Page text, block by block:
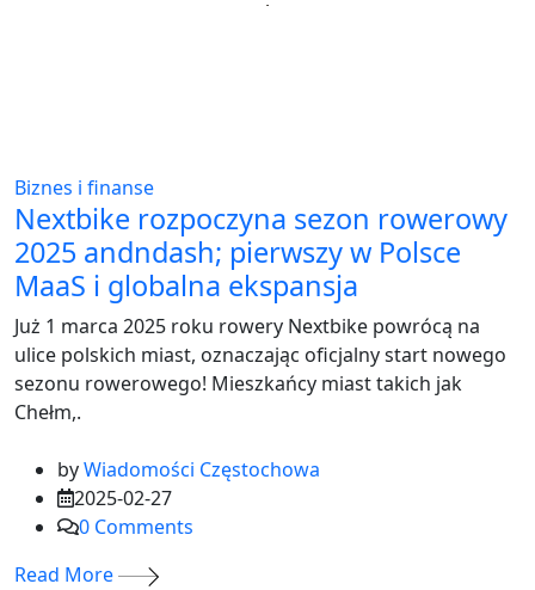
Biznes i finanse
Nextbike rozpoczyna sezon rowerowy
2025 andndash; pierwszy w Polsce
MaaS i globalna ekspansja
Już 1 marca 2025 roku rowery Nextbike powrócą na
ulice polskich miast, oznaczając oficjalny start nowego
sezonu rowerowego! Mieszkańcy miast takich jak
Chełm,.
byWiadomości Częstochowa
2025-02-27
0 Comments
Read More